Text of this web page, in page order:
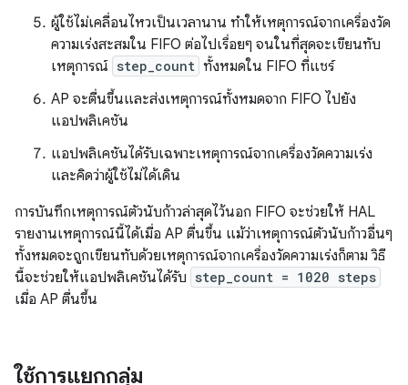
ผู้ใช้ไม่เคลื่อนไหวเป็นเวลานาน ทําให้เหตุการณ์จากเครื่องวัด
ความเร่งสะสมใน FIFO ต่อไปเรื่อยๆ จนในที่สุดจะเขียนทับ
เหตุการณ์ step_count ทั้งหมดใน FIFO ที่แชร์
AP จะตื่นขึ้นและส่งเหตุการณ์ทั้งหมดจาก FIFO ไปยัง
แอปพลิเคชัน
แอปพลิเคชันได้รับเฉพาะเหตุการณ์จากเครื่องวัดความเร่ง
และคิดว่าผู้ใช้ไม่ได้เดิน
การบันทึกเหตุการณ์ตัวนับก้าวล่าสุดไว้นอก FIFO จะช่วยให้ HAL
รายงานเหตุการณ์นี้ได้เมื่อ AP ตื่นขึ้น แม้ว่าเหตุการณ์ตัวนับก้าวอื่นๆ
ทั้งหมดจะถูกเขียนทับด้วยเหตุการณ์จากเครื่องวัดความเร่งก็ตาม วิธี
นี้จะช่วยให้แอปพลิเคชันได้รับ step_count = 1020 steps
เมื่อ AP ตื่นขึ้น
ใช้การแยกกลุ่ม